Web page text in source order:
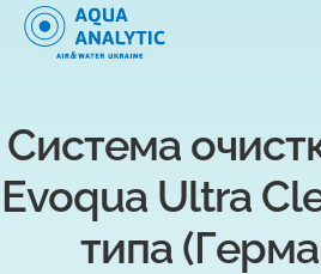
Система
Evoqua Ultra
типа